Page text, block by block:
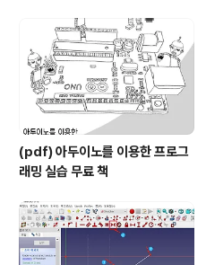
(pdf) 아두이노를 이용한 프로그
래밍 실습 무료 책